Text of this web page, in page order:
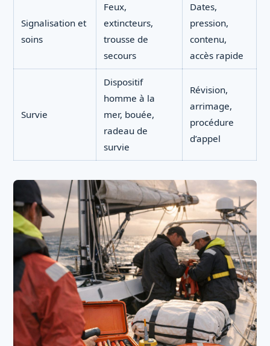
Signalisation et
soins
Feux,
extincteurs,
trousse de
secours
Dates,
pression,
contenu,
accès rapide
Survie
Dispositif
homme à la
mer, bouée,
radeau de
survie
Révision,
arrimage,
procédure
d’appel